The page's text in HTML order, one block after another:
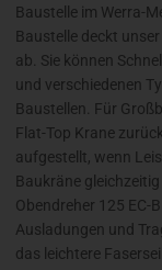
Baustelle im Werra-
Baustelle deckt
ab. Sie können
und verschiedenen
Baustellen. Für
Flat-Top Krane
aufgestellt, wenn
Baukräne
Obendreher 125 EC-
Ausladungen und
das leichtere